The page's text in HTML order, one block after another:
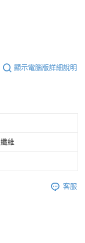
顯示電腦版詳細說明
維
客服